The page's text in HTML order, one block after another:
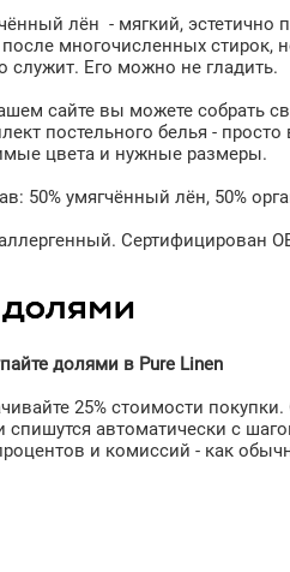
лён - мягкий, эстетично
многочисленных стирок,
служит. Его можно не гладить.
сайте вы можете собрать
постельного белья - просто
цвета и нужные размеры.
50% умягчённый лён, 50%
Сертифицирован
долями в Pure Linen
25% стоимости
спишутся автоматически с
и комиссий - как